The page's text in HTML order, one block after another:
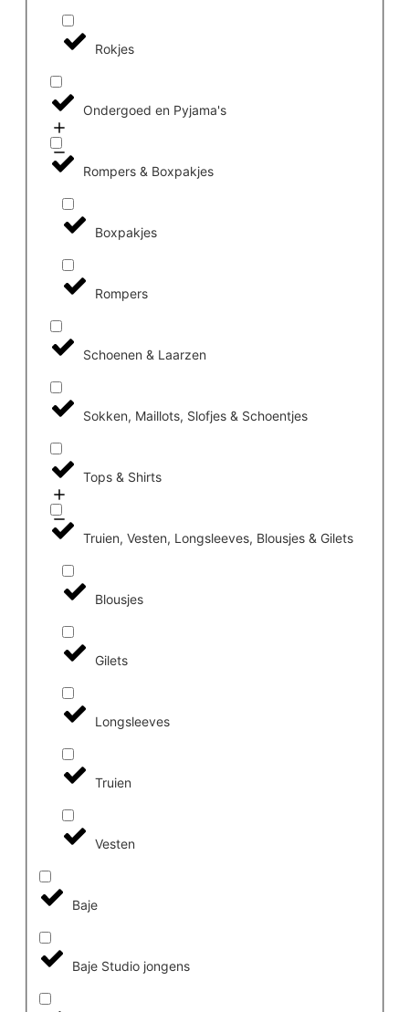
Rokjes
Ondergoed en Pyjama's
Rompers & Boxpakjes
Boxpakjes
Rompers
Schoenen & Laarzen
Sokken, Maillots, Slofjes & Schoentjes
Tops & Shirts
Truien, Vesten, Longsleeves, Blousjes & Gilets
Blousjes
Gilets
Longsleeves
Truien
Vesten
Baje
Baje Studio jongens